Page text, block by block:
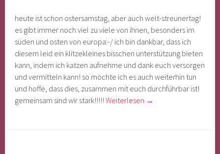
heute ist schon ostersamstag, aber auch welt-streunertag!
es gibt immer noch viel zu viele von ihnen, besonders im
süden und osten von europa:-/ ich bin dankbar, dass ich
diesem leid ein klitzekleines bisschen unterstützung bieten
kann, indem ich katzen aufnehme und dank euch versorgen
und vermitteln kann! so möchte ich es auch weiterhin tun
und hoffe, dass dies, zusammen mit euch durchführbar ist!
gemeinsam sind wir stark!!!!!Weiterlesen →